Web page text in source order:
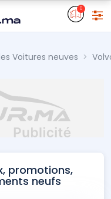
0
Voitures neuves
promotions,
neufs